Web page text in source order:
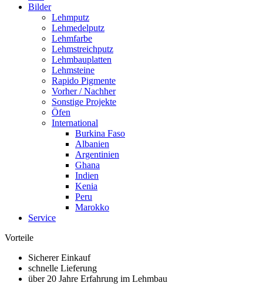
Bilder
Lehmputz
Lehmedelputz
Lehmfarbe
Lehmstreichputz
Lehmbauplatten
Lehmsteine
Rapido Pigmente
Vorher / Nachher
Sonstige Projekte
Öfen
International
Burkina Faso
Albanien
Argentinien
Ghana
Indien
Kenia
Peru
Marokko
Service
Vorteile
Sicherer Einkauf
schnelle Lieferung
über 20 Jahre Erfahrung im Lehmbau